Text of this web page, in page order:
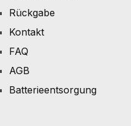
Rückgabe
Kontakt
FAQ
AGB
Batterieentsorgung